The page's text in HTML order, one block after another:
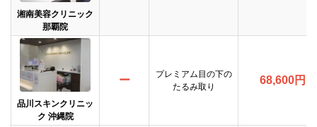
湘南美容クリニック
那覇院
品川スキンクリニッ
ク 沖縄院
ー
プレミアム目の下の
たるみ取り
68,600円